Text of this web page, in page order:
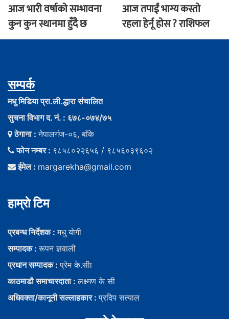
आज भारी वर्षाको सम्भावना
कुन कुन स्थानमा हुँदै छ
आज तपाईं भाग्य कस्ताे
रहला हेर्नू हाेस ? राशिफल
सम्पर्क
मधु मिडिया प्रा.ली.द्धारा संचालित
सुचना विभाग द. नं. : ६७८-०७४/७५
ठेगाना :नेपालगंज-०६, बाँके
फोन नम्बर : ९८५८०२२६५६ / ९८५६०३९६०२
ईमेल : margarekha@gmail.com
हाम्राे टिम
प्रबन्ध निर्देशक :मधु याेगी
सम्पादक :रूपन ज्ञवाली
प्रधान सम्पादक :प्रेम के.सीा
काठमाडौ समाचारदाता :लक्ष्मण के सी
अधिवक्ता/कानूनी सल्लाहकार :प्रदिप सत्याल